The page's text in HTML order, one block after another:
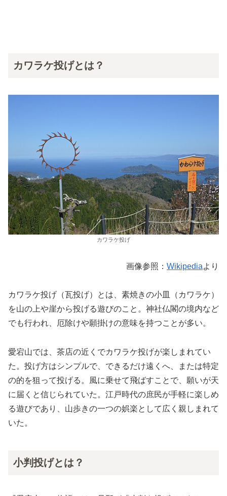
カワラケ投げとは？
カワラケ投げ
画像参照： Wikipediaより
カワラケ投げ（瓦投げ）とは、素焼きの小皿（カワラケ）
を山の上や崖から投げる遊びのこと。神社仏閣の境内など
でも行われ、厄除けや願掛けの意味を持つことが多い。
愛宕山では、茶店の近くでカワラケ投げが楽しまれてい
た。投げ方はシンプルで、できるだけ遠くへ、または特定
の的を狙って投げる。風に乗せて飛ばすことで、願いが天
に届くと信じられていた。江戸時代の庶民が手軽に楽しめ
る遊びであり、山歩きの一つの娯楽として広く親しまれて
いた。
小判投げとは？